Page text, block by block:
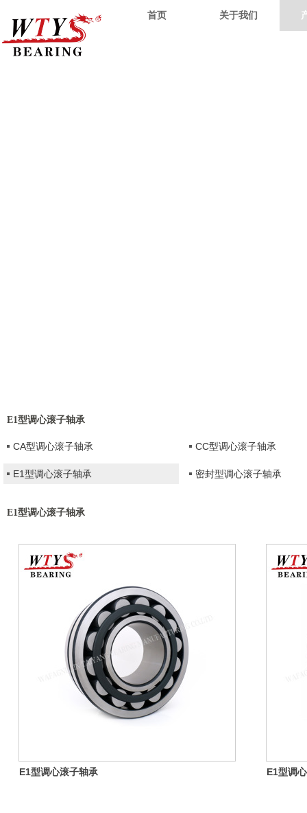
首页 关于我们
E1型调心滚子轴承
CA型调心滚子轴承 CC型调心滚子轴承
E1型调心滚子轴承 密封型调心滚子轴承
E1型调心滚子轴承
E1型调心滚子轴承 E1型调